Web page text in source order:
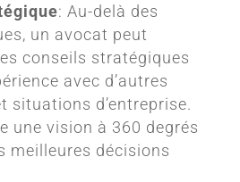
: Au-delà des
un avocat peut
conseils stratégiques
avec d’autres
situations d’entreprise.
une vision à 360 degrés
meilleures décisions